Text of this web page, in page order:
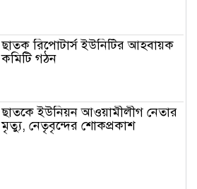
ছাতক রিপোটার্স ইউনিটির আহবায়ক
কমিটি গঠন
ছাতকে ইউনিয়ন আওয়ামীলীগ নেতার
মৃত্যু, নেতৃবৃন্দের শোকপ্রকাশ